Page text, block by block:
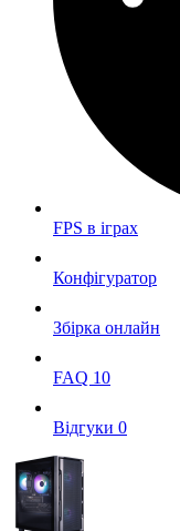
FPS в iграх
Конфігуратор
Збірка онлайн
FAQ 10
Вiдгуки 0